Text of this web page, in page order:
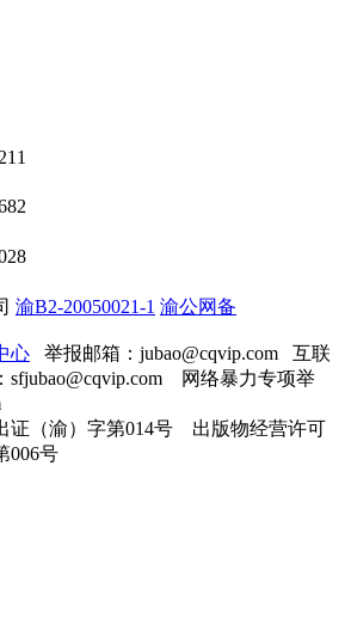
渝B2-20050021-1 渝公网备
心 举报邮箱：jubao@cqvip.com 互联
sfjubao@cqvip.com 网络暴力专项举
证（渝）字第014号 出版物经营许可
006号